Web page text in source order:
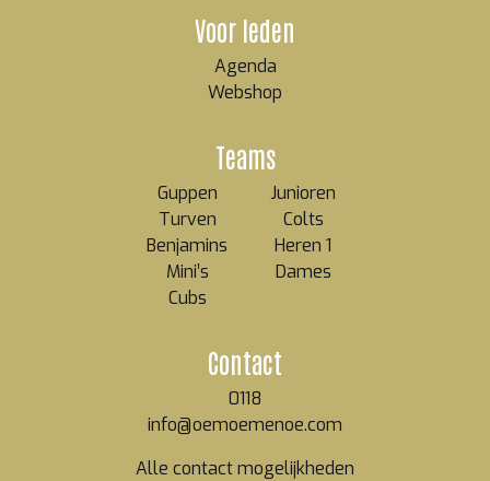
Teams
Guppen
Turven
Benjamins
Mini’s
Cubs
Junioren
Colts
Heren 1
Dames
Voor leden
Agenda
Webshop
Contact
0118
info@oemoemenoe.com
Alle contact mogelijkheden